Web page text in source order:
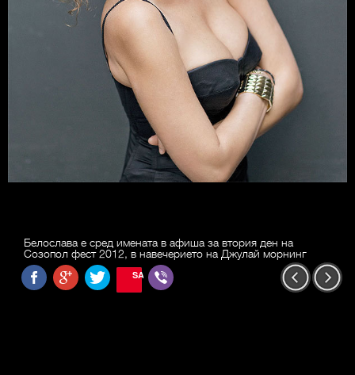
Белослава е сред имената в афиша за втория ден на
Созопол фест 2012, в навечерието на Джулай морнинг
SAVE